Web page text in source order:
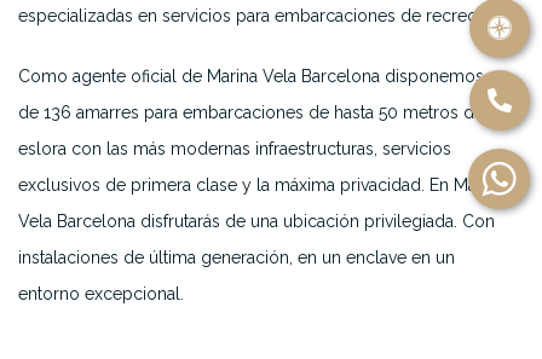
especializadas en servicios para embarcaciones de recreo.
Como agente oficial de Marina Vela Barcelona disponemos
de 136 amarres para embarcaciones de hasta 50 metros de
eslora con las más modernas infraestructuras, servicios
exclusivos de primera clase y la máxima privacidad. En Marina
Vela Barcelona disfrutarás de una ubicación privilegiada. Con
instalaciones de última generación, en un enclave en un
entorno excepcional.